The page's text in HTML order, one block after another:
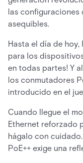
las configuraciones
asequibles.
Hasta el día de
para los
en todas partes! Y
los conmutadores
introducido en el
Cuando llegue el
Ethernet reforzado
hágalo con
PoE++ exige una